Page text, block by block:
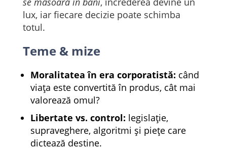
lux, iar fiecare decizie poate schimba
totul.
Teme & mize
Moralitatea în era corporatistă: când
viața este convertită în produs, cât mai
valorează omul?
Libertate vs. control: legislație,
supraveghere, algoritmi și piețe care
dictează destine.